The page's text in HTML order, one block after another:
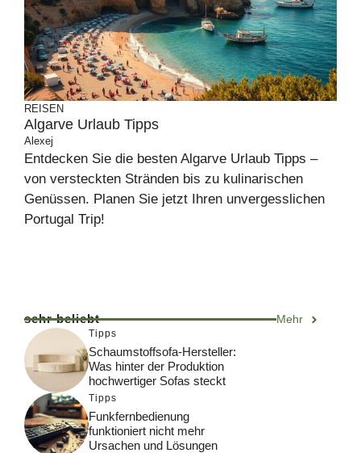
REISEN
Algarve Urlaub Tipps
Alexej
Entdecken Sie die besten Algarve Urlaub Tipps –
von versteckten Stränden bis zu kulinarischen
Genüssen. Planen Sie jetzt Ihren unvergesslichen
Portugal Trip!
sehr beliebt Mehr
Tipps
Schaumstoffsofa-Hersteller:
Was hinter der Produktion
hochwertiger Sofas steckt
Tipps
Funkfernbedienung
funktioniert nicht mehr
Ursachen und Lösungen